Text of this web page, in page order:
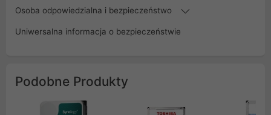
Osoba odpowiedzialna i bezpieczeństwo
Uniwersalna informacja o bezpieczeństwie
Podobne Produkty